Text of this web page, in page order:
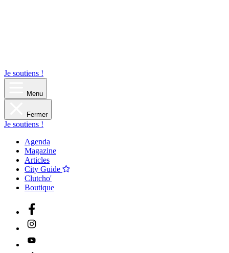
Je soutiens !
Menu
Fermer
Je soutiens !
Agenda
Magazine
Articles
City Guide
Clutcho'
Boutique